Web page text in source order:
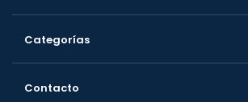
Categorías
Contacto